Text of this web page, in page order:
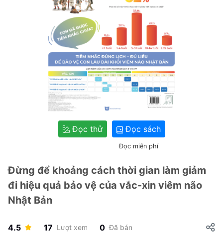
Đọc thử Đọc sách
Đọc miễn phí
Đừng để khoảng cách thời gian làm giảm
đi hiệu quả bảo vệ của vắc-xin viêm não
Nhật Bản
4.5 17 Lượt xem 0 Đã bán